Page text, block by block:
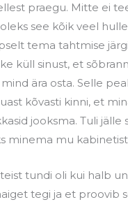
praegu. Mitte ei
see kõik veel
tema tahtmise
küll sinust, et
ära osta. Selle
kõvasti kinni, et
jooksma. Tuli
minema mu
tundi oli kui halb
tegi ja et proovib